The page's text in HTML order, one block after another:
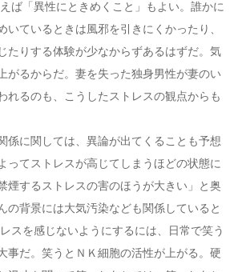
ば「異性にときめくこと」もよい。誰かに
いているときは風邪を引きにくかったり、
たりする体験が少なからずあるはずだ。気
がるからだ。妻を失った独身男性が妻のい
れるのも、こうしたストレスの観点からも
係に関しては、異論が出てくることも予想
ってストレスが高じてしまうほどの状態に
煙するストレスの害のほうが大きい」と奥
の背景には大気汚染なども関係していると
スを感じないようにするには、日常で笑う
事だ。笑うとＮＫ細胞の活性が上がる。硬